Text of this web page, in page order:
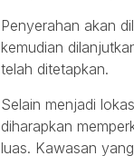
Penyerahan akan
kemudian
telah ditetapkan.
Selain menjadi
diharapkan
luas. Kawasan